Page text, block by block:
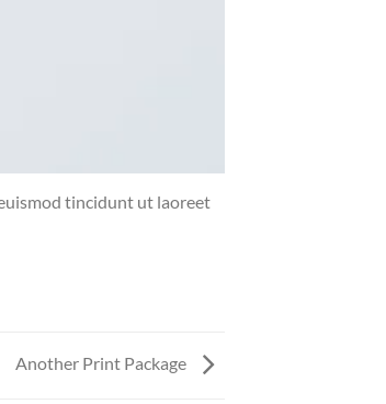
tincidunt ut laoreet
Another Print Package